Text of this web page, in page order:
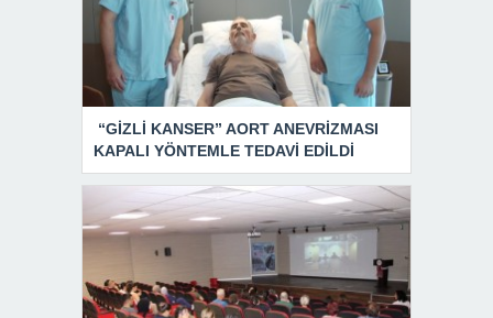
“GİZLİ KANSER” AORT ANEVRİZMASI
KAPALI YÖNTEMLE TEDAVİ EDİLDİ